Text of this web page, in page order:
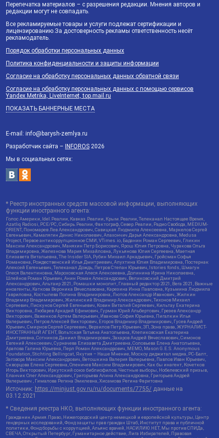
Перепечатка материалов – с разрешения редакции. Мнения авторов и
редакции могут не совпадать.
Все рекламируемые товары и услуги подлежат сертификации и
лицензированию.За достоверность рекламы ответственность несёт
рекламодатель.
Порядок обработки персональных данных
Политика конфиденциальности и защиты информации
Согласие на обработку персональных данных обратной связи
Согласие на обработку персональных данных с помощью сервисов
Yandex.Metrika, LiveInternet, top.mail.ru
ПОКАЗАТЬ БАННЕРНЫЕ МЕСТА
E-mail: info@barysh-zemlya.ru
Разработчик сайта – INFOROS 2026
Мы в социальных сетях:
* Реестр иностранных средств массовой информации, выполняющих
функции иностранного агента:
Голос Америки, Idel.Реалии, Кавказ.Реалии, Крым.Реалии, Телеканал Настоящее Время,
Azatliq Radiosi, PCE/PC, Сибирь.Реалии, Фактограф, Север.Реалии, Радио Свобода, MEDIUM-
ORIENT, Пономарев Лев Александрович, Савицкая Людмила Алексеевна, Маркелов Сергей
Евгеньевич, Камалягин Денис Николаевич, Апахончич Дарья Александровна, Medusa
Project, Первое антикоррупционное СМИ, VTimes.io, Баданин Роман Сергеевич, Гликин
Максим Александрович, Маняхин Петр Борисович, Ярош Юлия Петровна, Чуракова Ольга
Владимировна, Железнова Мария Михайловна, Лукьянова Юлия Сергеевна, Маетная
Елизавета Витальевна, The Insider SIA, Рубин Михаил Аркадьевич, Гройсман Софья
Романовна, Рождественский Илья Дмитриевич, Апухтина Юлия Владимировна, Постернак
Алексей Евгеньевич, Телеканал Дождь, Петров Степан Юрьевич, Istories fonds, Шмагун
Олеся Валентиновна, Мароховская Алеся Алексеевна, Долинина Ирина Николаевна,
Шлейнов Роман Юрьевич, Анин Роман Александрович, Великовский Дмитрий
Александрович, Альтаир 2021, Ромашки монолит, Главный редактор 2021, Вега 2021, Важные
иноагенты, Каткова Вероника Вячеславовна, Карезина Инна Павловна, Кузьмина Людмила
Гавриловна, Костылева Полина Владимировна, Лютов Александр Иванович, Жилкин
Владимир Владимирович, Жилинский Владимир Александрович, Тихонов Михаил
Сергеевич, Пискунов Сергей Евгеньевич, Ковин Виталий Сергеевич, Кильтау Екатерина
Викторовна, Любарев Аркадий Ефимович, Гурман Юрий Альбертович, Грезев Александр
Викторович, Важенков Артем Валерьевич, Иванова София Юрьевна, Пигалкин Илья
Валерьевич, Петров Алексей Викторович, Егоров Владимир Владимирович, Гусев Андрей
Юрьевич, Смирнов Сергей Сергеевич, Верзилов Петр Юрьевич, ЗП, Зона права, ЖУРНАЛИСТ-
ИНОСТРАННЫЙ АГЕНТ, Вольтская Татьяна Анатольевна, Клепиковская Екатерина
Дмитриевна, Сотников Даниил Владимирович, Захаров Андрей Вячеславович, Симонов
Евгений Алексеевич, Сурначева Елизавета Дмитриевна, Соловьева Елена Анатольевна,
Арапова Галина Юрьевна, Перл Роман Александрович, МЕМО, Mason G.E.S. Anonymous
Foundation, Stichting Bellingcat, Якутия – Наше Мнение, Москоу диджитал медиа, РС-Балт,
Заговора Максим Александрович, Ветошкина Валерия Валерьевна, Павлов Иван Юрьевич,
Скворцова Елена Сергеевна, Оленичев Максим Владимирович, Как бы инагент, Кочетков
Игорь Викторович, Иркутский союз библиофилов, Честные выборы, Нобелевский призыв,
Еланчик Олег Александрович, Григорьева Алина Александровна, Григорьев Андрей
Валерьевич , Гималова Регина Эмилевна, Хисамова Регина Фаритовна
Источник: https://minjust.gov.ru/ru/documents/7755/ данные на
03.12.2021
* Сведения реестра НКО, выполняющих функции иностранного агента:
Гражданин.Армия.Право, Нижегородский центр немецкой и европейской культуры, Центр
гендерных исследований, Фонд защиты прав граждан Штаб, Институт права и публичной
политики, Фонд борьбы с коррупцией, Альянс врачей, НАСИЛИЮ.НЕТ, Мы против СПИДа,
СВЕЧА, Открытый Петербург, Гуманитарное действие, Лига Избирателей, Правовая